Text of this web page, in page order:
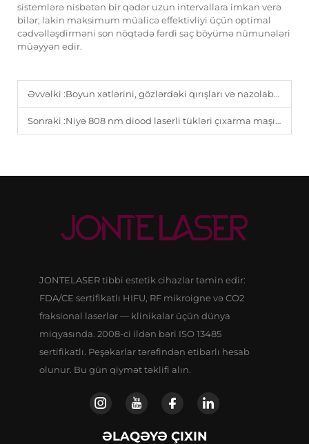
sistemlərə nisbətən bir qədər uzun intervallara imkan verə
bilər; lakin maksimum müalicə effektivliyi üçün optimal
cədvəlləşdirməni son nöqtədə fərdi saç böyümə nümunələri
müəyyən edir.
Əvvəlki :Boyun xətlərini, gözlərdəki qırışları və nazolabial qatlamaqları necə qarşısını almaq olar: Yaşlanma ilə əlaqədar 3 ən çox yayılmış xəttin izahı
Sonraki :Niyə 808 nm diood laserli tükləri çıxarma maşını daimi nəticələr üçün qızıl standart olaraq qalır.
JONTELASER tibbi estetik cihazlar təmin edir:
FDA/CE sertifikatlı HIFU, RF mikroigne və CO2
fraksional laserlər — klinikalar üçün dünya
miqyasında. 2008-ci ildən bəri ISO 13485
sertifikatlı. Peşəkarlar tərəfindən etibarlı hesab
olunur. Bu gün qiymət təklifi alın.
ƏLAQƏYƏ ÇIXIN